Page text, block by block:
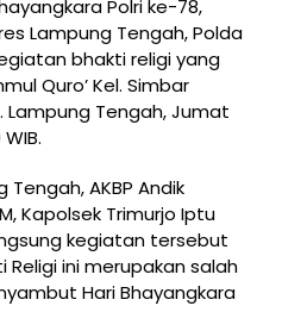
Polri ke-78,
Lampung Tengah, Polda
bhakti religi yang
Quro’ Kel. Simbar
Lampung Tengah, Jumat
AKBP Andik
Kapolsek Trimurjo Iptu
kegiatan tersebut
ini merupakan salah
Hari Bhayangkara